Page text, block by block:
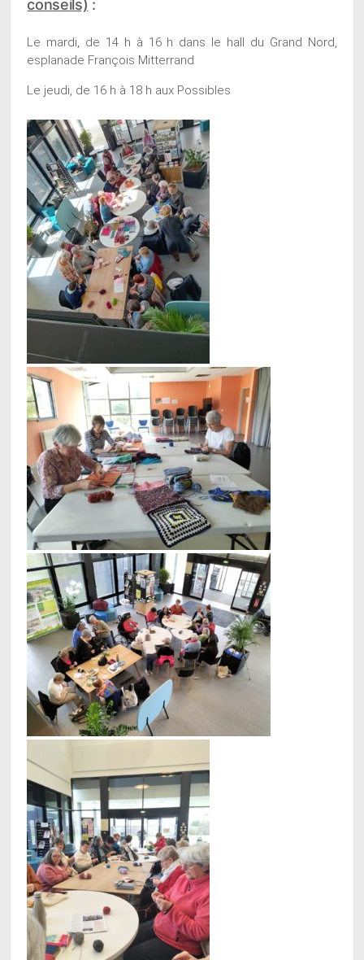
conseils) :
Le mardi, de 14 h à 16 h dans le hall du Grand Nord,
esplanade François Mitterrand
Le jeudi, de 16 h à 18 h aux Possibles